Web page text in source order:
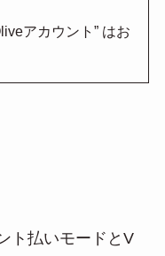
アカウント” はお
ト払いモードとV